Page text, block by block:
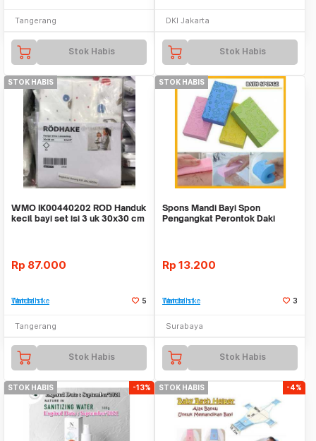
Tangerang
Stok Habis
DKI Jakarta
Stok Habis
STOK HABIS
WMO IK00440202 ROD Handuk
kecil bayi set isi 3 uk 30x30 cm
Rp 87.000
Tambah ke Watchlist 5
Tangerang
Stok Habis
STOK HABIS
Spons Mandi Bayi Spon
Pengangkat Perontok Daki
Rp 13.200
Tambah ke Watchlist 3
Surabaya
Stok Habis
STOK HABIS -13% STOK HABIS -4%